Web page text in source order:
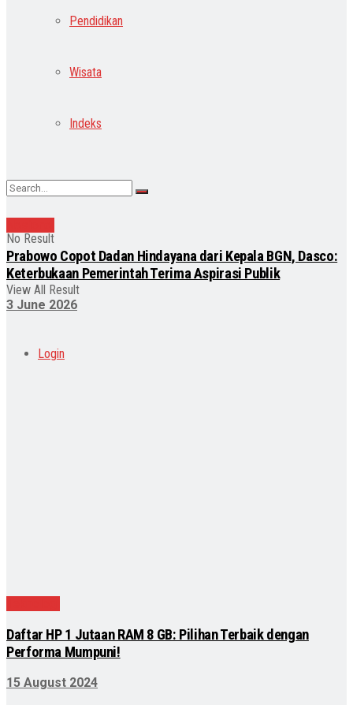
Pendidikan
Wisata
Indeks
No Result
View All Result
Login
Prabowo Copot Dadan Hindayana dari Kepala BGN, Dasco:
Keterbukaan Pemerintah Terima Aspirasi Publik
3 June 2026
Daftar HP 1 Jutaan RAM 8 GB: Pilihan Terbaik dengan
Performa Mumpuni!
15 August 2024